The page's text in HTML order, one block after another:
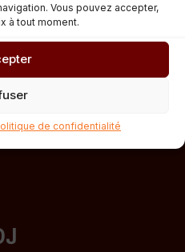
Vous pouvez accepter,
à tout moment.
de confidentialité